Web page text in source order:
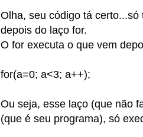
Olha, seu código tá
depois do laço for.
O for executa o que vem
for(a=0; a<3; a++);
Ou seja, esse laço (que não
(que é seu programa), só